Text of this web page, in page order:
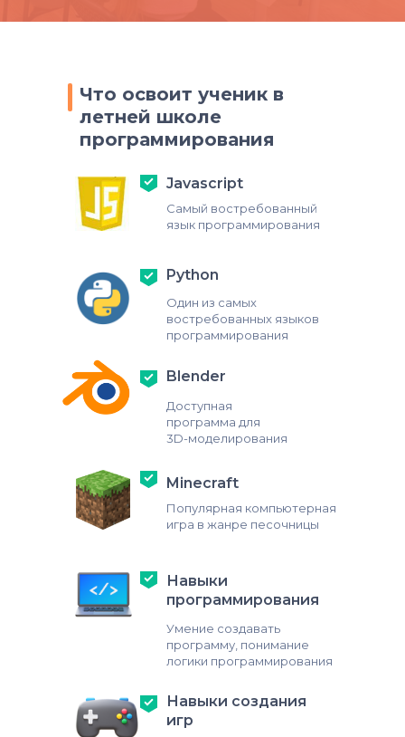
Что освоит ученик в
летней школе
программирования
Навыки
программирования
Умение создавать
программу, понимание
логики программирования
Навыки создания
игр
Python
Один из самых
востребованных языков
программирования
Cамый востребованный
язык программирования
Javascript
Популярная компьютерная
игра в жанре песочницы
Minecraft
Blender
Доступная
программа для
3D-моделирования